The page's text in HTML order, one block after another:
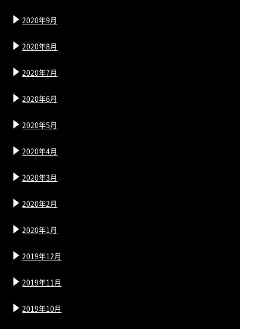
2020年9月
2020年8月
2020年7月
2020年6月
2020年5月
2020年4月
2020年3月
2020年2月
2020年1月
2019年12月
2019年11月
2019年10月